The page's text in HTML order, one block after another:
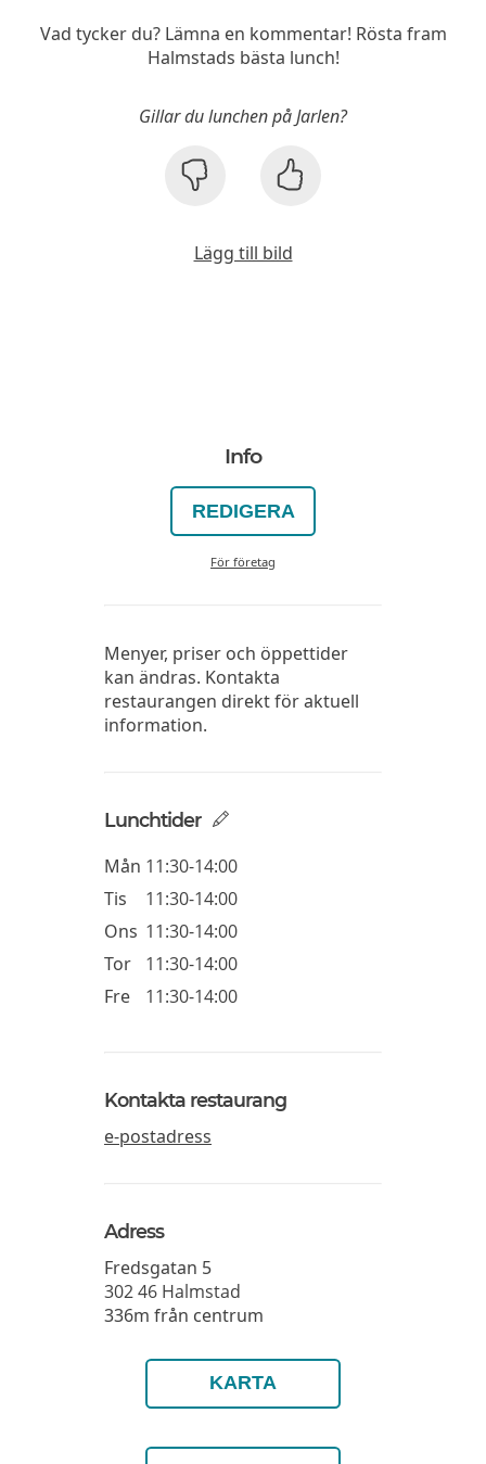
Vad tycker du? Lämna en kommentar! Rösta fram
Halmstads bästa lunch!
Gillar du lunchen på Jarlen?
Lägg till bild
Info
REDIGERA
För företag
Menyer, priser och öppettider
kan ändras. Kontakta
restaurangen direkt för aktuell
information.
Lunchtider
Mån 11:30-14:00
Tis
11:30-14:00
Ons 11:30-14:00
Tor
11:30-14:00
Fre
11:30-14:00
Kontakta restaurang
e-postadress
Adress
Fredsgatan 5
302 46 Halmstad
336m från centrum
KARTA